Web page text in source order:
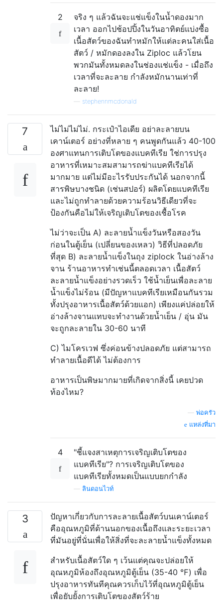
2
จริง ๆ แล้วฉันจะแช่แข็งในน้ำดองมาก
เวลา ออกไปช้อปปิ้งในวันอาทิตย์แบ่งซื้อ
เนื้อสัตว์ของฉันทำหมักให้แต่ละคนใส่เนื้อ
สัตว์ / หมักดองลงใน Ziploc แล้วโยน
พวกมันทั้งหมดลงในช่องแช่แข็ง - เมื่อถึง
เวลาที่จะละลาย กำลังหมักนานเท่าที่
ละลาย!
stephennmcdonald
7
ไม่ไม่ไม่ไม่. กระเป๋าไอเดีย อย่าละลายบน
เคาน์เตอร์ อย่างที่หลาย ๆ คนพูดกันแล้ว 40-100
องศาแทนการเติบโตของแบคทีเรีย ใช่การปรุง
อาหารที่เหมาะสมสามารถฆ่าแบคทีเรียได้
มากมาย แต่ไม่มีอะไรรับประกันได้ นอกจากนี้
สารพิษบางชนิด (เช่นสปอร์) ผลิตโดยแบคทีเรีย
และไม่ถูกทำลายด้วยความร้อนวิธีเดียวที่จะ
ป้องกันคือไม่ให้เจริญเติบโตของเชื้อโรค
ไม่ว่าจะเป็น A) ละลายน้ำแข็งวันหรือสองวัน
ก่อนในตู้เย็น (เปลี่ยนของเหลว) วิธีที่ปลอดภัย
ที่สุด B) ละลายน้ำแข็งในถุง ziplock ในอ่างล้าง
จาน ร้านอาหารทำเช่นนี้ตลอดเวลา เนื้อสัตว์
ละลายน้ำแข็งอย่างรวดเร็ว ใช้น้ำเย็นเพื่อละลาย
น้ำแข็งไม่ร้อน (มีปัญหาแบคทีเรียเหมือนกันรวม
ทั้งปรุงอาหารเนื้อสัตว์ด้วยแอก) เพียงแค่ปล่อยให้
อ่างล้างจานแทบจะทำงานด้วยน้ำเย็น / อุ่น มัน
จะถูกละลายใน 30-60 นาที
C) ไมโครเวฟ ซึ่งค่อนข้างปลอดภัย แต่สามารถ
ทำลายเนื้อดีได้ ไม่ต้องการ
อาหารเป็นพิษมากมายที่เกิดจากสิ่งนี้ เคยปวด
ท้องไหม?
พ่อครัว
แหล่งที่มา
4
"ชี้แจงสาเหตุการเจริญเติบโตของ
แบคทีเรีย"? การเจริญเติบโตของ
แบคทีเรียทั้งหมดเป็นแบบยกกำลัง
ลินดอนไวท์
3
ปัญหาเกี่ยวกับการละลายเนื้อสัตว์บนเคาน์เตอร์
คืออุณหภูมิที่ด้านนอกของเนื้อถึงและระยะเวลา
ที่มันอยู่ที่นั่นเพื่อให้สิ่งที่จะละลายน้ำแข็งทั้งหมด
สำหรับเนื้อสัตว์ใด ๆ เว้นแต่คุณจะปล่อยให้
อุณหภูมิห้องถึงอุณหภูมิตู้เย็น (35-40 ℉) เพื่อ
ปรุงอาหารทันทีคุณควรเก็บไว้ที่อุณหภูมิตู้เย็น
เพื่อยับยั้งการเติบโตของสัตว์ร้าย